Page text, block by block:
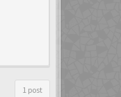
1 post